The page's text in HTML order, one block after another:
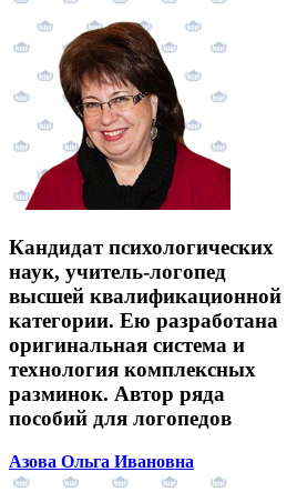
Кандидат психологических
наук, учитель-логопед
высшей квалификационной
категории. Ею разработана
оригинальная система и
технология комплексных
разминок. Автор ряда
пособий для логопедов
Азова Ольга Ивановна